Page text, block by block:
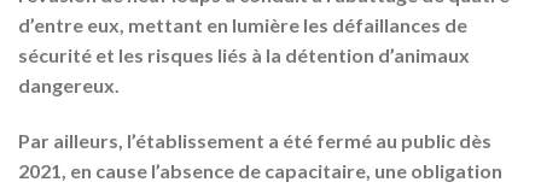
d’entre eux, mettant en lumière les défaillances de
sécurité et les risques liés à la détention d’animaux
dangereux.
Par ailleurs, l’établissement a été fermé au public dès
2021, en cause l’absence de capacitaire, une obligation